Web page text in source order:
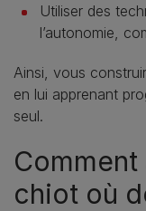
Utiliser des
l’autonomie,
Ainsi, vous
en lui apprenant
seul.
chiot où